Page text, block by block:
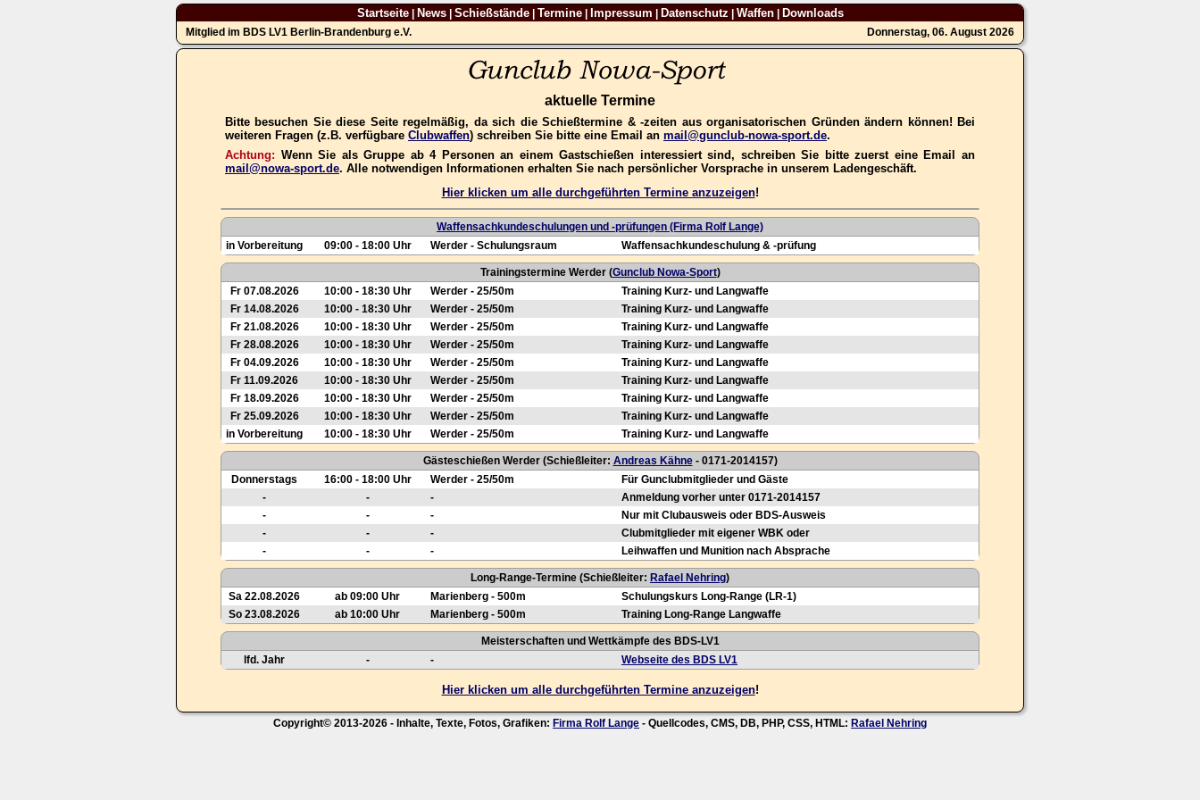
Startseite| News| Schießstände| Termine| Impressum Datenschutz Waffen| Downloads
Mitglied im BDS LV1 Berlin-Brandenburg e.V. Donnerstag, 06. August 2026
aktuelle Termine
Bitte besuchen Sie diese Seite regelmäßig, da sich die Schießtermine & -zeiten aus organisatorischen Gründen ändern können! Bei
weiteren Fragen (z.B. verfügbare Clubwaffen) schreiben Sie bitte eine Email an mail@gunclub-nowa-sport.de.
Achtung: Wenn Sie als Gruppe ab 4 Personen an einem Gastschießen interessiert sind, schreiben Sie bitte zuerst eine Email an
mail@nowa-sport.de. Alle notwendigen Informationen erhalten Sie nach persönlicher Vorsprache in unserem Ladengeschäft.
Hier klicken um alle durchgeführten Termine anzuzeigen!
Waffensachkundeschulungen und -prüfungen (Firma Rolf Lange)
in Vorbereitung
09:00 - 18:00 Uhr Werder - Schulungsraum Waffensachkundeschulung & -prüfung
Trainingstermine Werder (Gunclub Nowa-Sport)
Fr 07.08.2026
10:00 - 18:30 Uhr Werder - 25/50m
Training Kurz- und Langwaffe
Fr 14.08.2026
10:00 - 18:30 Uhr Werder - 25/50m
Training Kurz- und Langwaffe
Fr 21.08.2026
10:00 - 18:30 Uhr Werder - 25/50m
Training Kurz- und Langwaffe
Fr 28.08.2026
10:00 - 18:30 Uhr Werder - 25/50m
Training Kurz- und Langwaffe
Fr 04.09.2026
10:00 - 18:30 Uhr Werder - 25/50m
Training Kurz- und Langwaffe
Fr 11.09.2026
10:00 - 18:30 Uhr Werder - 25/50m
Training Kurz- und Langwaffe
Fr 18.09.2026
10:00 - 18:30 Uhr Werder - 25/50m
Training Kurz- und Langwaffe
Fr 25.09.2026
10:00 - 18:30 Uhr Werder - 25/50m
Training Kurz- und Langwaffe
in Vorbereitung
10:00 - 18:30 Uhr Werder - 25/50m Training Kurz- und Langwaffe
Gästeschießen Werder (Schießleiter: Andreas Kähne- 0171-2014157)
Donnerstags
16:00 - 18:00 Uhr Werder - 25/50m
Für Gunclubmitglieder und Gäste
-
- -
Anmeldung vorher unter 0171-2014157
-
- -
Nur mit Clubausweis oder BDS-Ausweis
-
- -
Clubmitglieder mit eigener WBK oder
-
- - Leihwaffen und Munition nach Absprache
Long-Range-Termine (Schießleiter: Rafael Nehring)
Sa 22.08.2026
ab 09:00 Uhr Marienberg - 500m
Schulungskurs Long-Range (LR-1)
So 23.08.2026
ab 10:00 Uhr Marienberg - 500m Training Long-Range Langwaffe
Meisterschaften und Wettkämpfe des BDS-LV1
lfd. Jahr
- - Webseite des BDS LV1
Hier klicken um alle durchgeführten Termine anzuzeigen!
Copyright© 2013-2026 - Inhalte, Texte, Fotos, Grafiken: Firma Rolf Lange - Quellcodes, CMS, DB, PHP, CSS, HTML: Rafael Nehring